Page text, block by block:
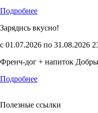
Подробнее
Зарядись вкусно!
с 01.07.2026 по 31.08.2026
Френч-дог + напиток
Подробнее
Полезные ссылки